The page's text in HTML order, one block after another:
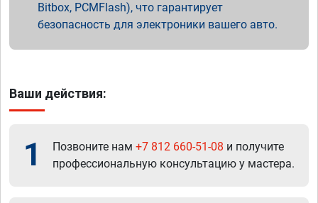
Bitbox, PCMFlash), что гарантирует
безопасность для электроники вашего авто.
Ваши действия:
1 Позвоните нам +7 812 660-51-08 и получите
профессиональную консультацию у мастера.